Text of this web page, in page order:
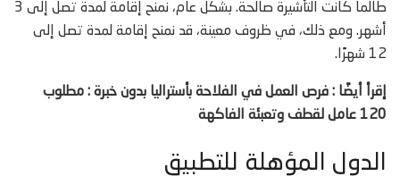
طالما كانت التأشيرة صالحة. بشكل عام، نمنح إقامة لمدة تصل إلى 3
أشهر. ومع ذلك، في ظروف معينة، قد نمنح إقامة لمدة تصل إلى
12 شهرًا.
إقرأ أيضًا : فرص العمل في الفلاحة بأستراليا بدون خبرة : مطلوب
120 عامل لقطف وتعبئة الفاكهة
الدول المؤهلة للتطبيق